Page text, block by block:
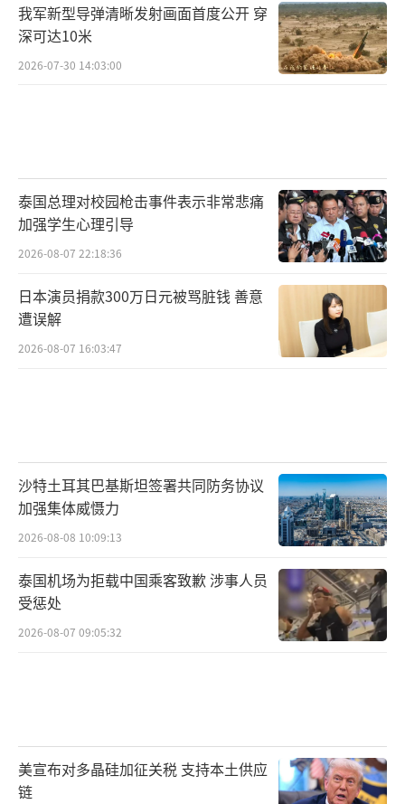
我军新型导弹清晰发射画面首度公开 穿
深可达10米
2026-07-30 14:03:00
泰国总理对校园枪击事件表示非常悲痛
加强学生心理引导
2026-08-07 22:18:36
日本演员捐款300万日元被骂脏钱 善意
遭误解
2026-08-07 16:03:47
沙特土耳其巴基斯坦签署共同防务协议
加强集体威慑力
2026-08-08 10:09:13
泰国机场为拒载中国乘客致歉 涉事人员
受惩处
2026-08-07 09:05:32
美宣布对多晶硅加征关税 支持本土供应
链